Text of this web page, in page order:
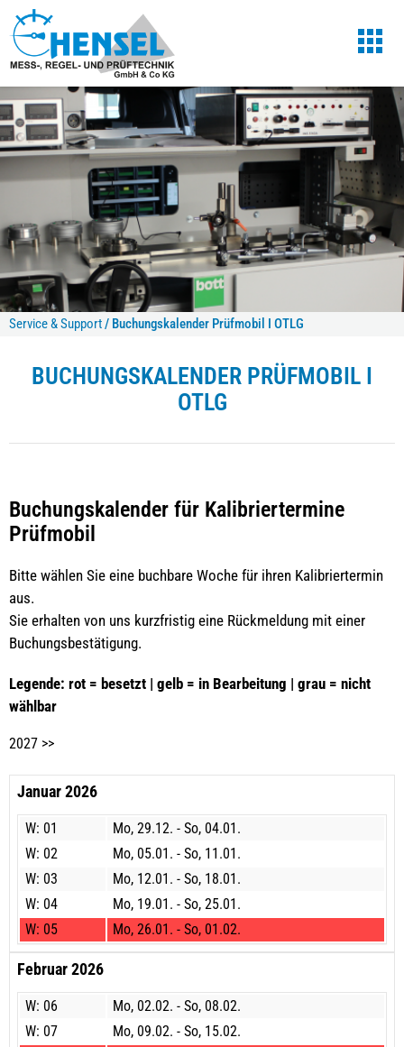
Service & Support/ Buchungskalender Prüfmobil I OTLG
BUCHUNGSKALENDER PRÜFMOBIL I
OTLG
Buchungskalender für Kalibriertermine
Prüfmobil
Bitte wählen Sie eine buchbare Woche für ihren Kalibriertermin
aus.
Sie erhalten von uns kurzfristig eine Rückmeldung mit einer
Buchungsbestätigung.
Legende: rot = besetzt | gelb = in Bearbeitung | grau = nicht
wählbar
2027 >>
Januar 2026
W: 01 Mo, 29.12. - So, 04.01.
W: 02 Mo, 05.01. - So, 11.01.
W: 03 Mo, 12.01. - So, 18.01.
W: 04 Mo, 19.01. - So, 25.01.
W: 05 Mo, 26.01. - So, 01.02.
Februar 2026
W: 06 Mo, 02.02. - So, 08.02.
W: 07 Mo, 09.02. - So, 15.02.